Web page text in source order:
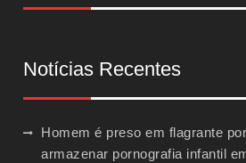
Notícias Recentes
Homem é preso em flagrante
armazenar pornografia infantil